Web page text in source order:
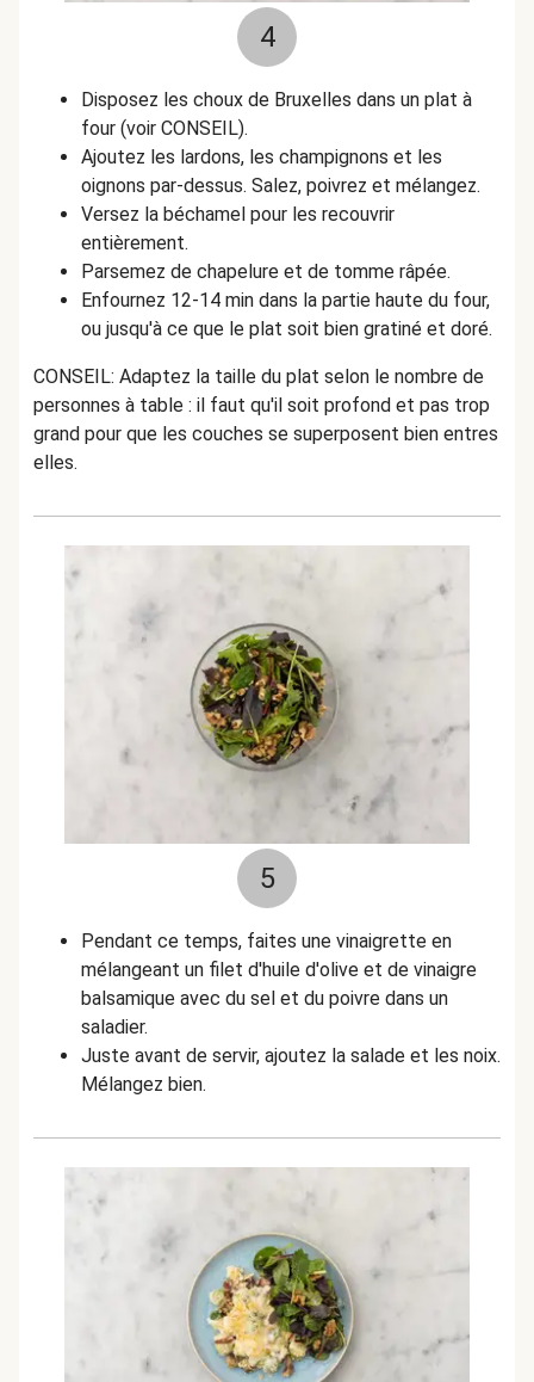
4
Disposez les choux de Bruxelles dans un plat à
four (voir CONSEIL).
Ajoutez les lardons, les champignons et les
oignons par-dessus. Salez, poivrez et mélangez.
Versez la béchamel pour les recouvrir
entièrement.
Parsemez de chapelure et de tomme râpée.
Enfournez 12-14 min dans la partie haute du four,
ou jusqu'à ce que le plat soit bien gratiné et doré.
CONSEIL: Adaptez la taille du plat selon le nombre de
personnes à table : il faut qu'il soit profond et pas trop
grand pour que les couches se superposent bien entres
elles.
5
Pendant ce temps, faites une vinaigrette en
mélangeant un filet d'huile d'olive et de vinaigre
balsamique avec du sel et du poivre dans un
saladier.
Juste avant de servir, ajoutez la salade et les noix.
Mélangez bien.